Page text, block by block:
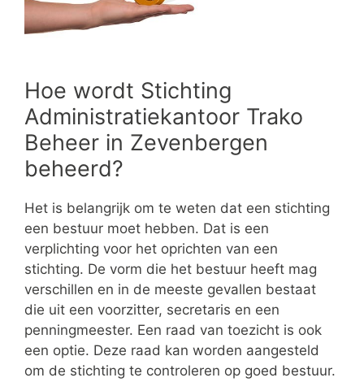
Hoe wordt Stichting
Administratiekantoor Trako
Beheer in Zevenbergen
beheerd?
Het is belangrijk om te weten dat een stichting
een bestuur moet hebben. Dat is een
verplichting voor het oprichten van een
stichting. De vorm die het bestuur heeft mag
verschillen en in de meeste gevallen bestaat
die uit een voorzitter, secretaris en een
penningmeester. Een raad van toezicht is ook
een optie. Deze raad kan worden aangesteld
om de stichting te controleren op goed bestuur.